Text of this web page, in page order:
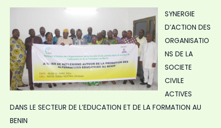
SYNERGIE
D’ACTION DES
ORGANISATIO
NS DE LA
SOCIETE
CIVILE
ACTIVES
DANS LE SECTEUR DE L’EDUCATION ET DE LA FORMATION AU
BENIN